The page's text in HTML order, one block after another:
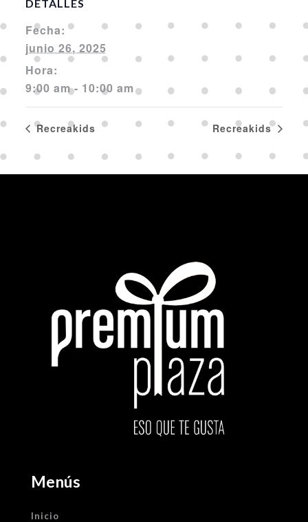
DETALLES
Fecha:
junio 26, 2025
Hora:
9:00 am - 10:00 am
Recreakids Recreakids
Menús
Inicio